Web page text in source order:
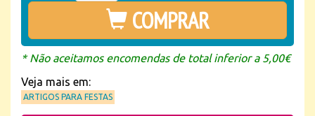
COMPRAR
* Não aceitamos encomendas de total inferior a 5,00€
Veja mais em:
ARTIGOS PARA FESTAS